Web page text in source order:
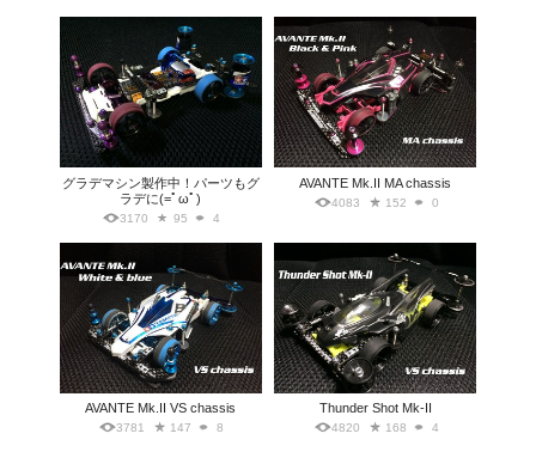
グラデマシン製作中！パーツもグ
ラデに(=ﾟωﾟ)
3170 95 4
AVANTE Mk.II MA chassis
4083 152 0
AVANTE Mk.II VS chassis
3781 147 8
Thunder Shot Mk-II
4820 168 4